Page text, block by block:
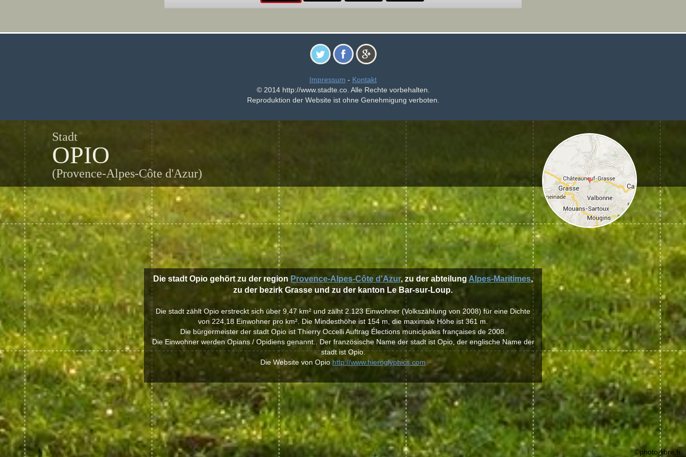
Impressum - Kontakt
© 2014 http://www.stadte.co. Alle Rechte vorbehalten.
Reproduktion der Website ist ohne Genehmigung verboten.
Stadt
OPIO
(Provence-Alpes-Côte d'Azur)
Die stadt Opio gehört zu der region Provence-Alpes-Côte d'Azur, zu der abteilung Alpes-Maritimes,
zu der bezirk Grasse und zu der kanton Le Bar-sur-Loup.
Die stadt zählt Opio erstreckt sich über 9,47 km² und zälht 2.123 Einwohner (Volkszählung von 2008) für eine Dichte
von 224,18 Einwohner pro km². Die Mindesthöhe ist 154 m, die maximale Höhe ist 361 m.
Die bürgermeister der stadt Opio ist Thierry Occelli Auftrag Élections municipales françaises de 2008.
Die Einwohner werden Opians / Opidiens genannt.. Der französische Name der stadt ist Opio, der englische Name der
stadt ist Opio.
Die Website von Opio http://www.hieroglyphics.com
©photo-libre.fr